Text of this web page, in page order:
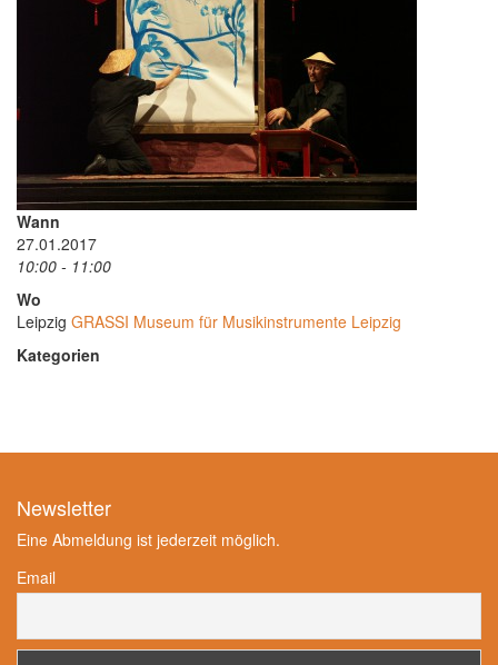
Wann
27.01.2017
10:00 - 11:00
Wo
Leipzig GRASSI Museum für Musikinstrumente Leipzig
Kategorien
Newsletter
Eine Abmeldung ist jederzeit möglich.
Email